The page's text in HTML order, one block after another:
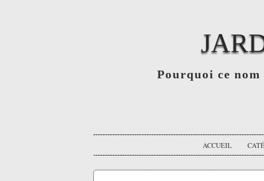
Pourquoi ce
ACCUEIL